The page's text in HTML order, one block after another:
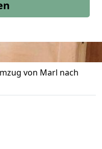
von Marl nach